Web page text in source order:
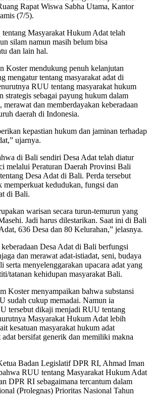
Rapat Wiswa Sabha Utama, Kantor
(7/5).
Masyarakat Hukum Adat telah
silam namun masih belum bisa
dan lain hal.
Koster mendukung penuh kelanjutan
mengatur tentang masyarakat adat di
RUU tentang masyarakat hukum
strategis sebagai payung hukum dalam
dan memberdayakan keberadaan
daerah di Indonesia.
kepastian hukum dan jaminan terhadap
ujarnya.
di Bali sendiri Desa Adat telah diatur
melalui Peraturan Daerah Provinsi Bali
Desa Adat di Bali. Perda tersebut
memperkuat kedudukan, fungsi dan
di Bali.
warisan secara turun-temurun yang
Jadi harus dilestarikan. Saat ini di Bali
636 Desa dan 80 Kelurahan,” jelasnya.
Desa Adat di Bali berfungsi
dan merawat adat-istiadat, seni, budaya
serta menyelenggarakan upacara adat yang
tatanan kehidupan masyarakat Bali.
Koster menyampaikan bahwa substansi
sudah cukup memadai. Namun ia
tersebut dikaji menjadi RUU tentang
Masyarakat Hukum Adat lebih
kesatuan masyarakat hukum adat
adat bersifat generik dan memiliki makna
Badan Legislatif DPR RI, Ahmad Iman
RUU tentang Masyarakat Hukum Adat
DPR RI sebagaimana tercantum dalam
(Prolegnas) Prioritas Nasional Tahun